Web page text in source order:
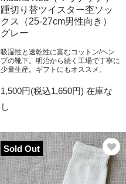
踵切り替ツイスター杢ソッ
クス（25-27cm男性向き）
グレー
吸湿性と速乾性に富むコットン/ヘン
プの靴下。明治から続く工場で丁寧に
少量生産。ギフトにもオススメ。
1,500円(税込1,650円) 在庫な
し
Sold Out